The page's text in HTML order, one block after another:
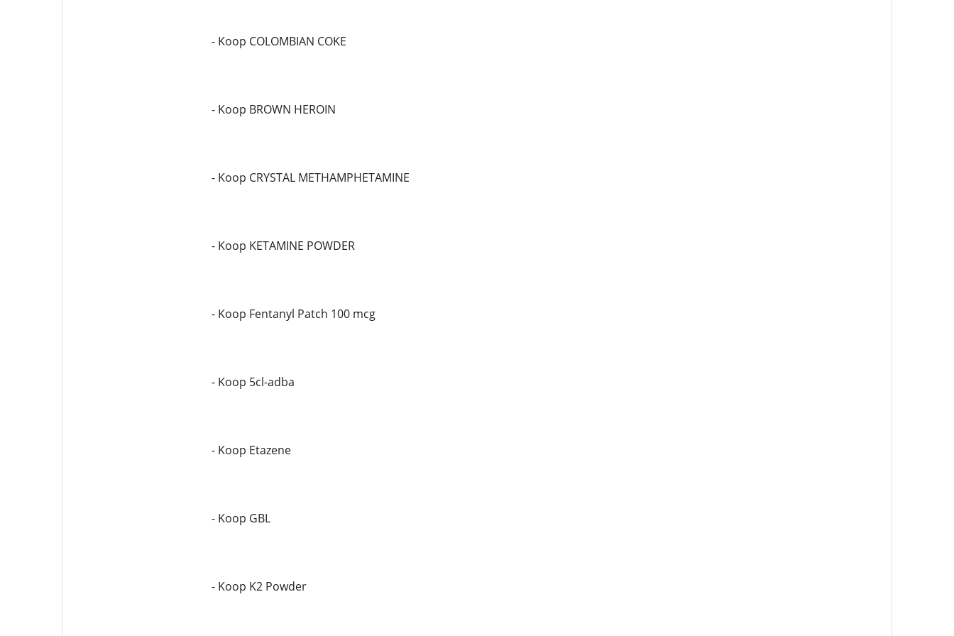
- Koop COLOMBIAN COKE
- Koop BROWN HEROIN
- Koop CRYSTAL METHAMPHETAMINE
- Koop KETAMINE POWDER
- Koop Fentanyl Patch 100 mcg
- Koop 5cl-adba
- Koop Etazene
- Koop GBL
- Koop K2 Powder